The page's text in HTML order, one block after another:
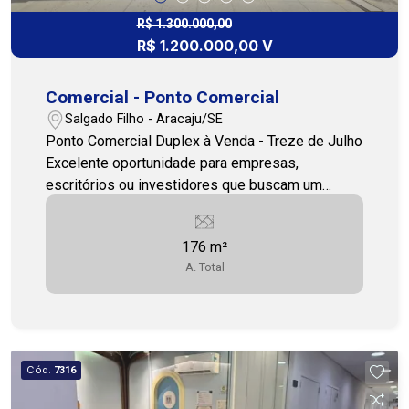
valorizada, com grande potencial de crescimento.
Entre em contato e agende sua visita! Cohab
R$ 1.300.000,00
R$ 1.200.000,00 V
Comercial - Ponto Comercial
Salgado Filho - Aracaju/SE
Ponto Comercial Duplex à Venda - Treze de Julho
Excelente oportunidade para empresas,
escritórios ou investidores que buscam um
imóvel amplo, funcional e em localização
Cozinha Área de serviço Dependência completa
Imóvel com excelente divisão interna e estrutura
ideal para área da saúde, advocacia, coworking,
cursos ou empresas administrativas. Localização
176 m²
A. Total
Cód. 7316